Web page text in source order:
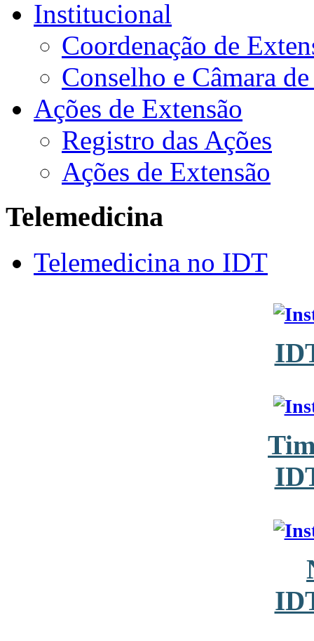
Institucional
Coordenação de
Conselho e Câmara
Ações de Extensão
Registro das Ações
Ações de Extensão
Telemedicina
Telemedicina no IDT